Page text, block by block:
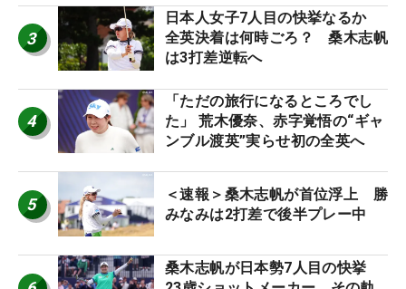
3
日本人女子7人目の快挙なるか
全英決着は何時ごろ？ 桑木志帆
は3打差逆転へ
4
「ただの旅行になるところでし
た」 荒木優奈、赤字覚悟の“ギャ
ンブル渡英”実らせ初の全英へ
5
＜速報＞桑木志帆が首位浮上 勝
みなみは2打差で後半プレー中
桑木志帆が日本勢7人目の快挙